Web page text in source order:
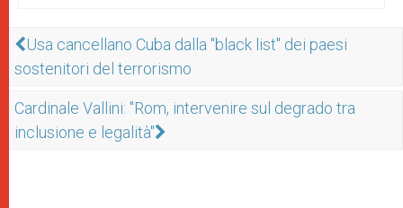
Usa cancellano Cuba dalla "black list" dei paesi
sostenitori del terrorismo
Cardinale Vallini: "Rom, intervenire sul degrado tra
inclusione e legalità"